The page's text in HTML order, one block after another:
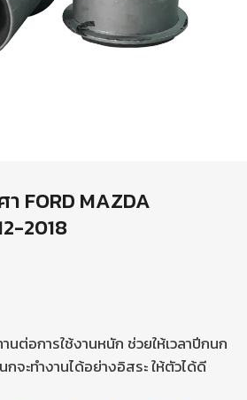
FORD MAZDA
2018
ต่อการใช้งานหนัก ช่วยให้เวลาปีกนก
จะทำงานได้อย่างอิสระ ให้ตัวได้ดี